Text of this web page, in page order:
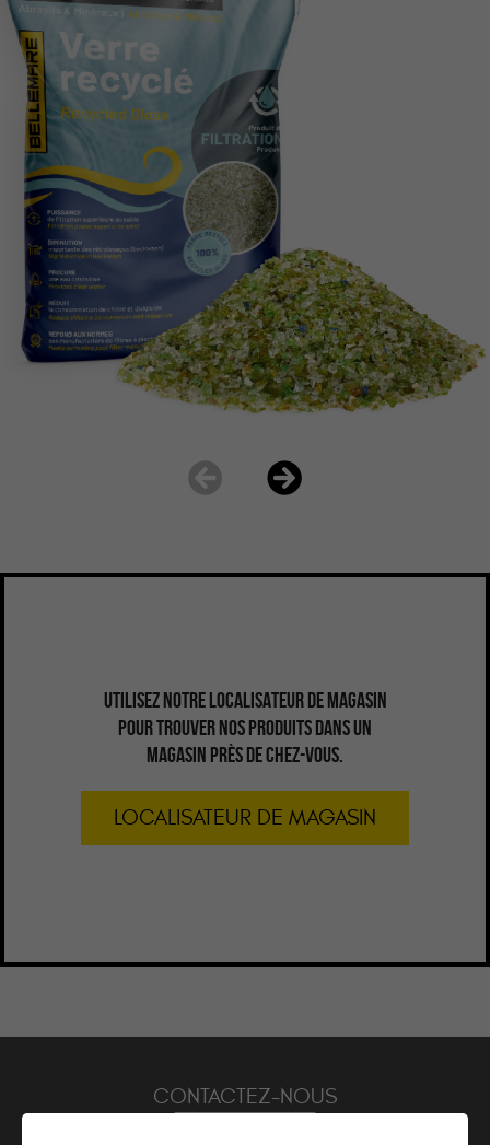
UTILISEZ NOTRE LOCALISATEUR DE MAGASIN
POUR TROUVER NOS PRODUITS DANS UN
MAGASIN PRÈS DE CHEZ-VOUS.
LOCALISATEUR DE MAGASIN
CONTACTEZ-NOUS